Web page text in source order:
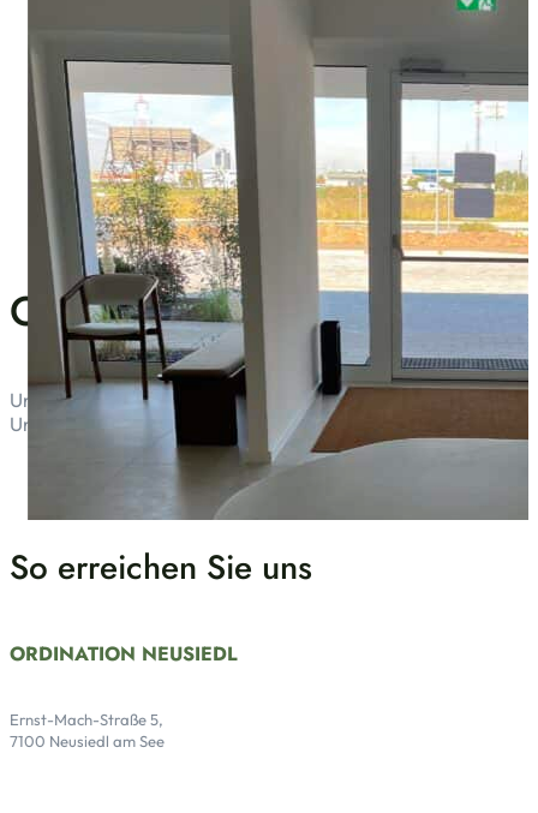
Ordination Neusiedl
Unsere Ordination befindet sich in der Ernst-Mach-Straße 5,
Ungarn. Eine Bushaltestelle liegt direkt vor der Ordination,
So erreichen Sie uns
ORDINATION NEUSIEDL
Ernst-Mach-Straße 5,
7100 Neusiedl am See